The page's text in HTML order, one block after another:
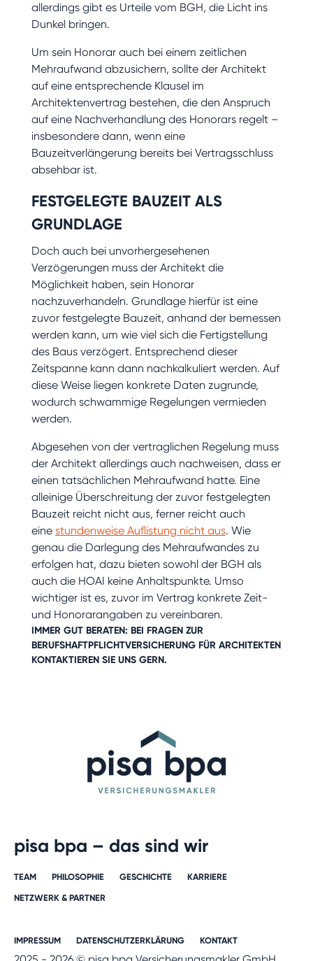
allerdings gibt es Urteile vom BGH, die Licht ins
Dunkel bringen.
Um sein Honorar auch bei einem zeitlichen
Mehraufwand abzusichern, sollte der Architekt
auf eine entsprechende Klausel im
Architektenvertrag bestehen, die den Anspruch
auf eine Nachverhandlung des Honorars regelt –
insbesondere dann, wenn eine
Bauzeitverlängerung bereits bei Vertragsschluss
absehbar ist.
FESTGELEGTE BAUZEIT ALS
GRUNDLAGE
Doch auch bei unvorhergesehenen
Verzögerungen muss der Architekt die
Möglichkeit haben, sein Honorar
nachzuverhandeln. Grundlage hierfür ist eine
zuvor festgelegte Bauzeit, anhand der bemessen
werden kann, um wie viel sich die Fertigstellung
des Baus verzögert. Entsprechend dieser
Zeitspanne kann dann nachkalkuliert werden. Auf
diese Weise liegen konkrete Daten zugrunde,
wodurch schwammige Regelungen vermieden
werden.
Abgesehen von der vertraglichen Regelung muss
der Architekt allerdings auch nachweisen, dass er
einen tatsächlichen Mehraufwand hatte. Eine
alleinige Überschreitung der zuvor festgelegten
Bauzeit reicht nicht aus, ferner reicht auch
eine stundenweise Auflistung nicht aus. Wie
genau die Darlegung des Mehraufwandes zu
erfolgen hat, dazu bieten sowohl der BGH als
auch die HOAI keine Anhaltspunkte. Umso
wichtiger ist es, zuvor im Vertrag konkrete Zeit-
und Honorarangaben zu vereinbaren.
IMMER GUT BERATEN: BEI FRAGEN ZUR
BERUFSHAFTPFLICHTVERSICHERUNG FÜR ARCHITEKTEN
KONTAKTIEREN SIE UNS GERN.
pisa bpa – das sind wir
TEAM PHILOSOPHIE GESCHICHTE​
KARRIERE​
NETZWERK & PARTNER​
IMPRESSUM DATENSCHUTZERKLÄRUNG KONTAKT